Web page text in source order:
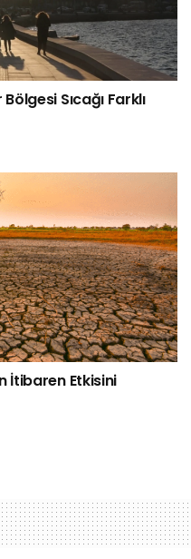
Sıcağı Farklı
İtibaren Etkisini